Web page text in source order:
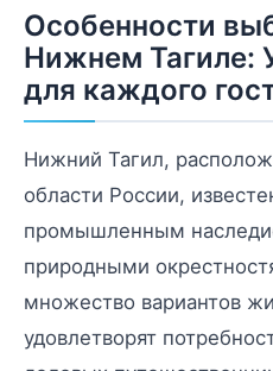
Особенности
Нижнем Тагиле:
для каждого
Нижний Тагил,
области России,
промышленным
природными
множество вариантов
удовлетворят